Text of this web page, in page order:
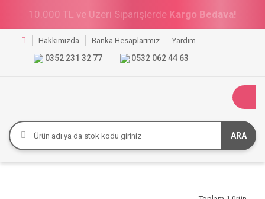
10.000 TL ve Üzeri Siparişlerde Kargo Bedava!
Hakkımızda Banka Hesaplarımız Yardım
0352 231 32 77 0532 062 44 63
ARA